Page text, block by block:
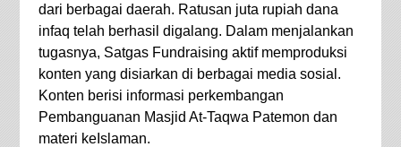
dari berbagai daerah. Ratusan juta rupiah dana
infaq telah berhasil digalang. Dalam menjalankan
tugasnya, Satgas Fundraising aktif memproduksi
konten yang disiarkan di berbagai media sosial.
Konten berisi informasi perkembangan
Pembanguanan Masjid At-Taqwa Patemon dan
materi keIslaman.